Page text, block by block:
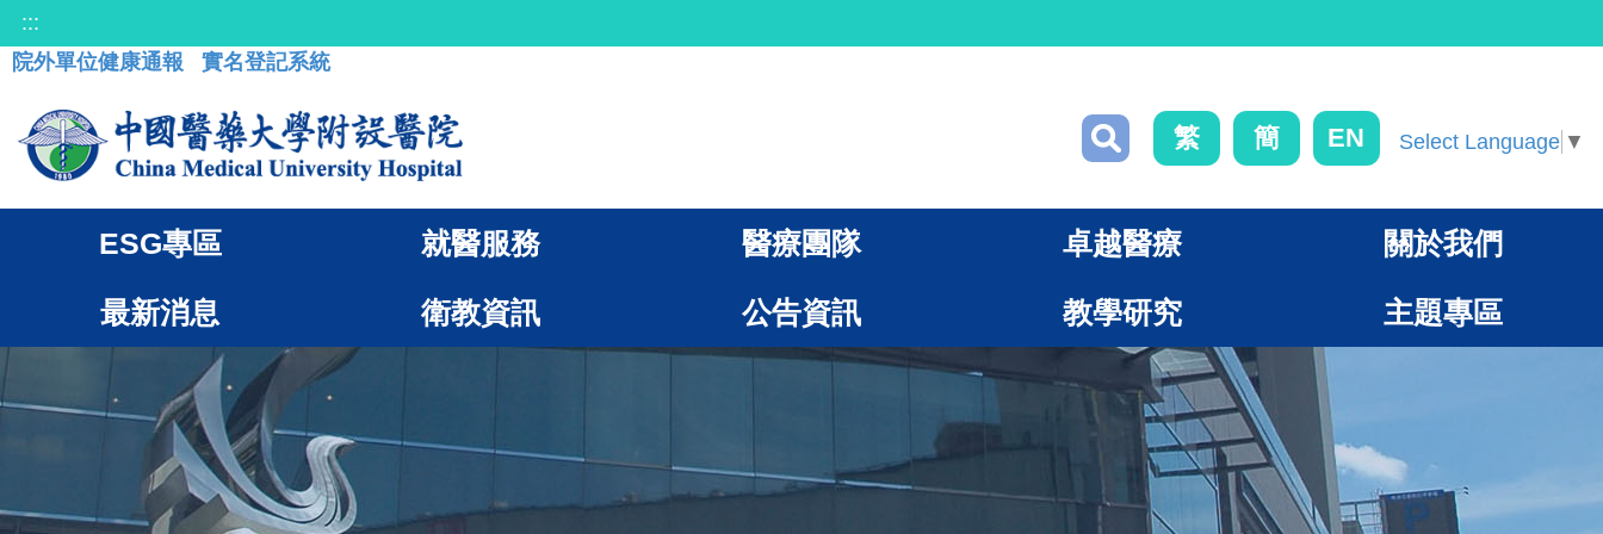
:::
院外單位健康通報
實名登記系統
繁 簡 EN Select Language ▼
ESG專區 就醫服務 醫療團隊 卓越醫療 關於我們
最新消息 衛教資訊 公告資訊 教學研究 主題專區